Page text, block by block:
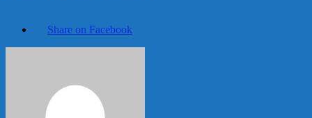
Share on Facebook